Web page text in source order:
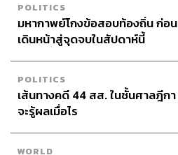
POLITICS
มหากาพย์โกงข้อสอบท้องถิ่น ก่อน
เดินหน้าสู่จุดจบในสัปดาห์นี้
POLITICS
เส้นทางคดี 44 สส. ในชั้นศาลฎีกา
จะรู้ผลเมื่อไร
WORLD